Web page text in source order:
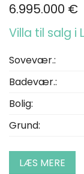
6.995.000 €
Villa til salg i
Sovevær.:
Badevær.:
Bolig:
Grund:
LÆS MERE